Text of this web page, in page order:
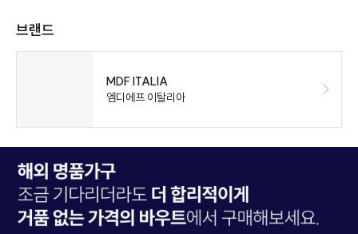
브랜드
MDF ITALIA
엠디에프 이탈리아